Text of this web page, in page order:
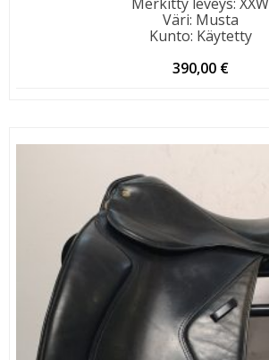
Väri: Musta
Kunto: Käytetty
390,00 €